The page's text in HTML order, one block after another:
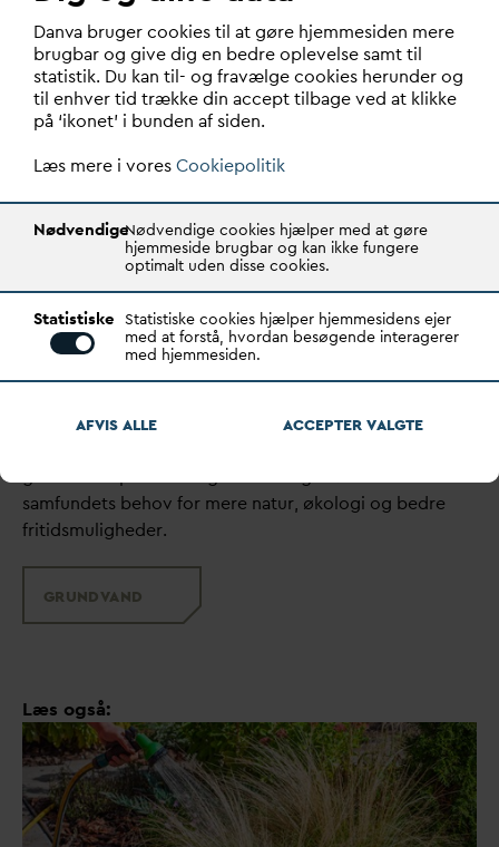
drikkevand være fortid. Der skal den førnævnte
drikkevandshammer sikre – og det haster!
Statsminister Mette Frederiksen har omtalt vores
drikkevand somDanmarks guld, og i
regeringsgrundlaget beskrives behovet for at sikre ca.
200.00 ha mod forurening Så derfor er det ikke
vores drikke
and, nu skal det løses.
Det er billigere at beskytte grundvandet end at rense
det. Forureningen bliver stadig værre. Samfundet har
behov for forsyningssikkerhed af rent drikkevand til
medicinalindustri, fødevareproduktion, sundhedsvæsen
ogdanskerne alledage hele året rundt. Det er nu, vi skal
grundvandsparkerne og få samtidig imødekommet
samfundets behov for mere natur, økologi og bedre
fritidsmuligheder.
GRUNDVAND
Læs også:
Danva bruger cookies til at gøre hjemmesiden mere
brugbar og give dig en bedre oplevelse samt til
statistik. Du kan til- og fravælge cookies herunder og
til enhver tid trække din accept tilbage ved at klikke
på ‘ikonet’ i bunden af siden.
Læs mere i voresCookiepolitik
NødvendigeNødvendige cookies hjælper med at gøre
hjemmeside brugbar og kan ikke fungere
optimalt uden disse cookies.
Statistiske Statistiske cookies hjælper hjemmesidens ejer
med at forstå, hvordan besøgende interagerer
med hjemmesiden.
AFVIS ALLE ACCEPTERVALGTE